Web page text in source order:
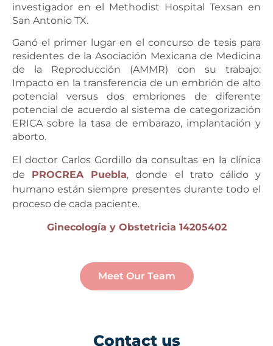
investigador en el Methodist Hospital Texsan en
San Antonio TX.
Ganó el primer lugar en el concurso de tesis para
residentes de la Asociación Mexicana de Medicina
de la Reproducción (AMMR) con su trabajo:
Impacto en la transferencia de un embrión de alto
potencial versus dos embriones de diferente
potencial de acuerdo al sistema de categorización
ERICA sobre la tasa de embarazo, implantación y
aborto.
El doctor Carlos Gordillo da consultas en la clínica
de PROCREAPuebla, donde el trato cálido y
humano están siempre presentes durante todo el
proceso de cada paciente.
Ginecología y Obstetricia 14205402
Meet Our Team
Contact us